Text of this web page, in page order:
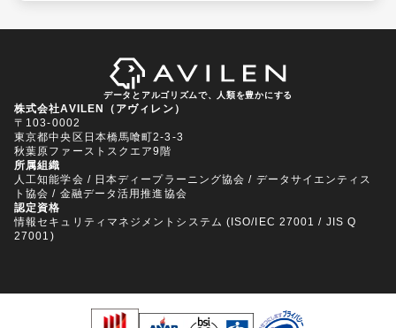
データとアルゴリズムで、人類を豊かにする
株式会社AVILEN（アヴィレン）
〒103-0002
東京都中央区日本橋馬喰町2-3-3
秋葉原ファーストスクエア9階
所属組織
人工知能学会 / 日本ディープラーニング協会 / データサイエンティス
ト協会 / 金融データ活用推進協会
認定資格
情報セキュリティマネジメントシステム (ISO/IEC 27001 / JIS Q
27001)